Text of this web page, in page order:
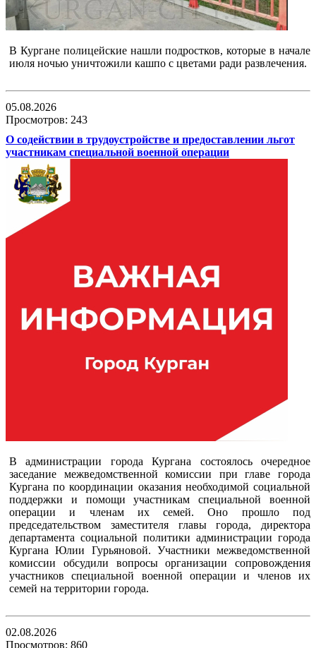
В Кургане полицейские нашли подростков, которые в начале
июля ночью уничтожили кашпо с цветами ради развлечения.
05.08.2026
Просмотров: 243
О содействии в трудоустройстве и предоставлении льгот
участникам специальной военной операции
В администрации города Кургана состоялось очередное
заседание межведомственной комиссии при главе города
Кургана по координации оказания необходимой социальной
поддержки и помощи участникам специальной военной
операции и членам их семей. Оно прошло под
председательством заместителя главы города, директора
департамента социальной политики администрации города
Кургана Юлии Гурьяновой. Участники межведомственной
комиссии обсудили вопросы организации сопровождения
участников специальной военной операции и членов их
семей на территории города.
02.08.2026
Просмотров: 860